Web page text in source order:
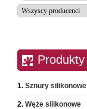
Produkty
Sznury silikonowe
Węże silikonowe